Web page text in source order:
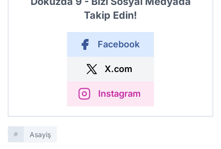
Takip Edin!
Facebook
X.com
Instagram
Asayiş